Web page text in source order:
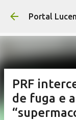
Portal
PRF
de fuga e